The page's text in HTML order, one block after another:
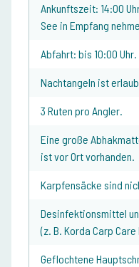
Ankunftszeit: 14:00
See in Empfang
Abfahrt: bis 10:00 Uhr.
Nachtangeln ist
3 Ruten pro Angler.
Eine große
ist vor Ort vorhanden.
Karpfensäcke sind
Desinfektionsmittel
(z. B. Korda Carp Care
Geflochtene